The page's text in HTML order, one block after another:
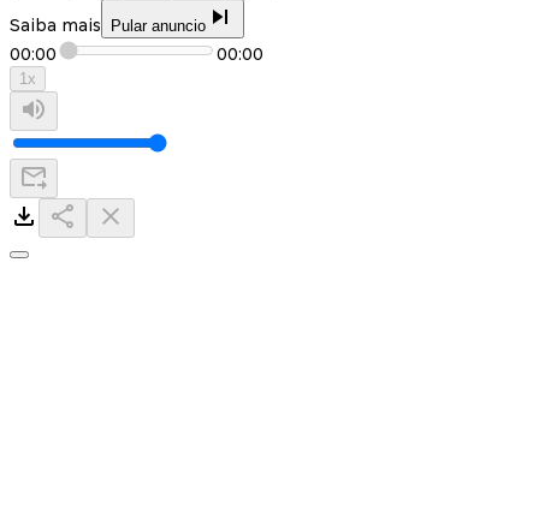
Saiba mais Pular anuncio
00:00 00:00
1x